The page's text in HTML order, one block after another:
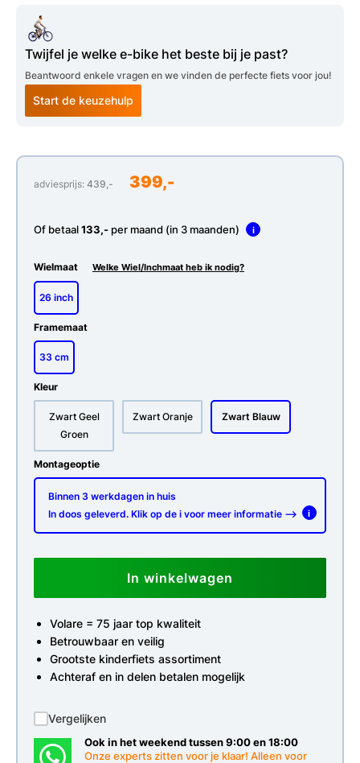
Twijfel je welke e-bike het beste bij je past?
Beantwoord enkele vragen en we vinden de perfecte fiets voor jou!
Start de keuzehulp
adviesprijs: 439,- 399,-
Of betaal133,- per maand (in 3 maanden) i
Wielmaat Welke Wiel/Inchmaat heb ik nodig?
26 inch
Framemaat
33 cm
Kleur
Zwart Geel
Groen
Zwart Oranje Zwart Blauw
Montageoptie
Binnen 3 werkdagen in huis
In doos geleverd. Klik op de i voor meer informatie -->
i
In winkelwagen
Volare = 75 jaar top kwaliteit
Betrouwbaar en veilig
Grootste kinderfiets assortiment
Achteraf en in delen betalen mogelijk
Vergelijken
Ook in het weekend tussen 9:00 en 18:00
Onze experts zitten voor je klaar! Alleen voor